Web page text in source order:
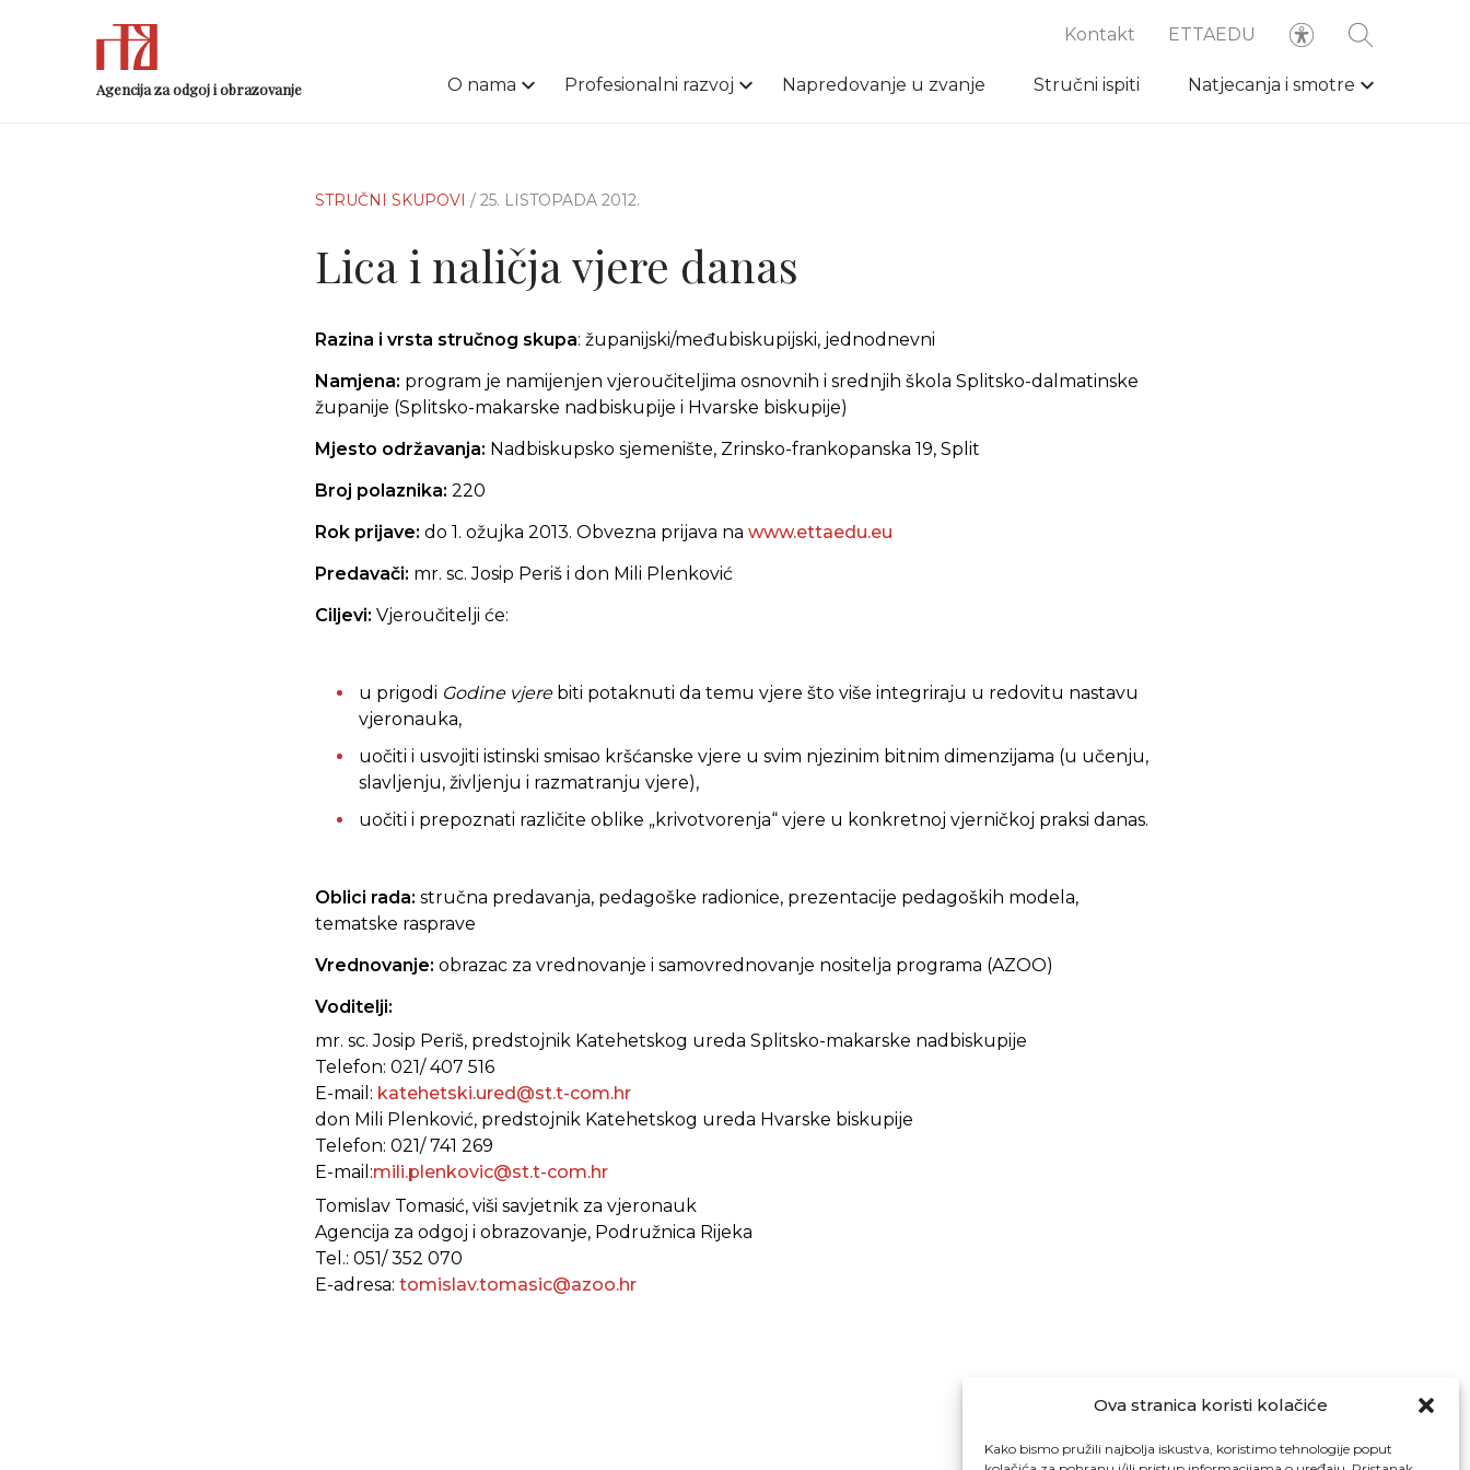
Ova stranica koristi kolačiće
Kako bismo pružili najbolja iskustva, koristimo tehnologije poput
Agencija za odgoj i obrazovanje
Kontakt ETTAEDU
O nama Profesionalni razvoj Napredovanje u zvanje Stručni ispiti Natjecanja i smotre
STRUČNI SKUPOVI / 25. LISTOPADA 2012.
Lica i naličja vjere danas
Razina i vrsta stručnog skupa: županijski/međubiskupijski, jednodnevni
Namjena: program je namijenjen vjeroučiteljima osnovnih i srednjih škola Splitsko-dalmatinske
županije (Splitsko-makarske nadbiskupije i Hvarske biskupije)
Mjesto održavanja: Nadbiskupsko sjemenište, Zrinsko-frankopanska 19, Split
Broj polaznika: 220
Rok prijave: do 1. ožujka 2013. Obvezna prijava na www.ettaedu.eu
Predavači: mr. sc. Josip Periš i don Mili Plenković
Ciljevi: Vjeroučitelji će:
u prigodi Godine vjerebiti potaknuti da temu vjere što više integriraju u redovitu nastavu
vjeronauka,
uočiti i usvojiti istinski smisao kršćanske vjere u svim njezinim bitnim dimenzijama (u učenju,
slavljenju, življenju i razmatranju vjere),
uočiti i prepoznati različite oblike „krivotvorenja“ vjere u konkretnoj vjerničkoj praksi danas.
Oblici rada: stručna predavanja, pedagoške radionice, prezentacije pedagoških modela,
tematske rasprave
Vrednovanje: obrazac za vrednovanje i samovrednovanje nositelja programa (AZOO)
Voditelji:
mr. sc. Josip Periš, predstojnik Katehetskog ureda Splitsko-makarske nadbiskupije
Telefon: 021/ 407 516
E-mail: katehetski.ured@st.t-com.hr
don Mili Plenković, predstojnik Katehetskog ureda Hvarske biskupije
Telefon: 021/ 741 269
E-mail:mili.plenkovic@st.t-com.hr
Tomislav Tomasić, viši savjetnik za vjeronauk
Agencija za odgoj i obrazovanje, Podružnica Rijeka
Tel.: 051/ 352 070
E-adresa: tomislav.tomasic@azoo.hr